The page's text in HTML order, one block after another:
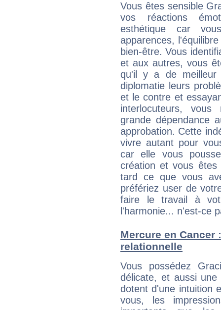
Vous êtes sensible
vos réactions
esthétique car
apparences,
bien-être. Vous
et aux autres, vous
qu'il y a de
diplomatie leurs
et le contre et
interlocuteurs,
grande dépendance
approbation. Cette
vivre autant pour
car elle vous
création et vous
tard ce que vous
préfériez user de
faire le travail à
l'harmonie... n'est-ce
Mercure en
relationnelle
Vous possédez
délicate, et aussi
dotent d'une intuition
vous, les